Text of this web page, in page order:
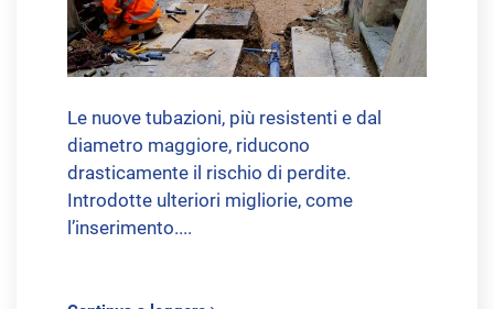
Le nuove tubazioni, più resistenti e dal
diametro maggiore, riducono
drasticamente il rischio di perdite.
Introdotte ulteriori migliorie, come
l’inserimento....